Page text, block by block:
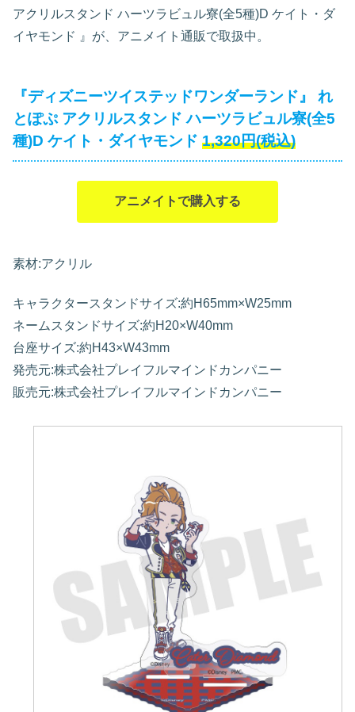
アクリルスタンド ハーツラビュル寮(全5種)D ケイト・ダ
イヤモンド 』が、アニメイト通販で取扱中。
『ディズニーツイステッドワンダーランド』 れ
とぽぷ アクリルスタンド ハーツラビュル寮(全5
種)D ケイト・ダイヤモンド 1,320円(税込)
アニメイトで購入する
素材:アクリル
キャラクタースタンドサイズ:約H65mm×W25mm
ネームスタンドサイズ:約H20×W40mm
台座サイズ:約H43×W43mm
発売元:株式会社プレイフルマインドカンパニー
販売元:株式会社プレイフルマインドカンパニー